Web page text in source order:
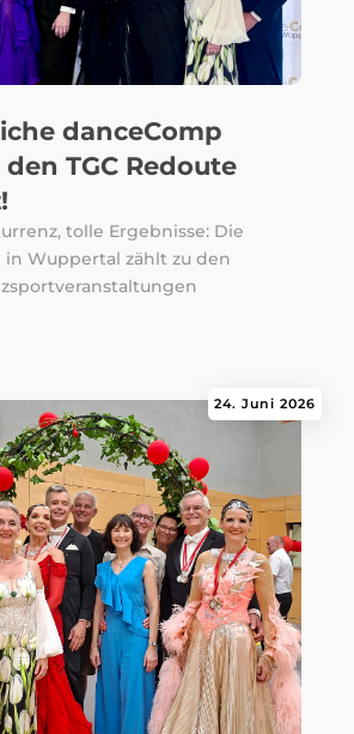
danceComp
TGC Redoute
tolle Ergebnisse: Die
in Wuppertal zählt zu den
24. Juni 2026